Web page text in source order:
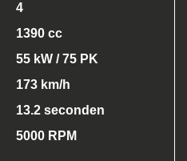
4
1390 cc
55 kW / 75 PK
173 km/h
13.2 seconden
5000 RPM